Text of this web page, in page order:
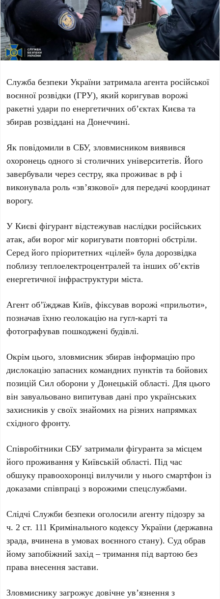
Служба безпеки України затрималаагента російської
воєнної розвідки (ГРУ), який коригував ворожі
ракетні удари по енергетичних об’єктах Києва та
збирав розвіддані на Донеччині.
Як повідомили в СБУ, зловмисником виявився
охоронець одного зі столичних університетів. Його
завербували через сестру, яка проживає в рф і
виконувала роль «зв’язкової» для передачі координат
ворогу.
У Києві фігурант відстежував наслідки російських
атак, аби ворог міг коригувати повторні обстріли.
Серед його пріоритетних «цілей» була дорозвідка
поблизутеплоелектроцентралей та інших об’єктів
енергетичної інфраструктури міста.
Агент об’їжджав Київ, фіксував ворожі «прильоти»,
позначав їхню геолокацію на гугл-карті та
фотографував пошкоджені будівлі.
Окрім цього, зловмисник збирав інформацію про
дислокацію запасних командних пунктів та бойових
позицій Сил оборони уДонецькій області. Для цього
він завуальовано випитував дані про українських
захисників у своїх знайомих на різних напрямках
східного фронту.
Співробітники СБУ затримали фігуранта за місцем
його проживання уКиївській області. Під час
обшуку правоохоронці вилучили у ньогосмартфон із
доказами співпраці з ворожими спецслужбами.
Слідчі Служби безпеки оголосили агенту підозру за
ч. 2 ст. 111 Кримінального кодексу України (державна
зрада, вчинена в умовах воєнного стану). Суд обрав
йому запобіжний захід – тримання під вартою без
права внесення застави.
Зловмиснику загрожуєдовічне ув’язнення з